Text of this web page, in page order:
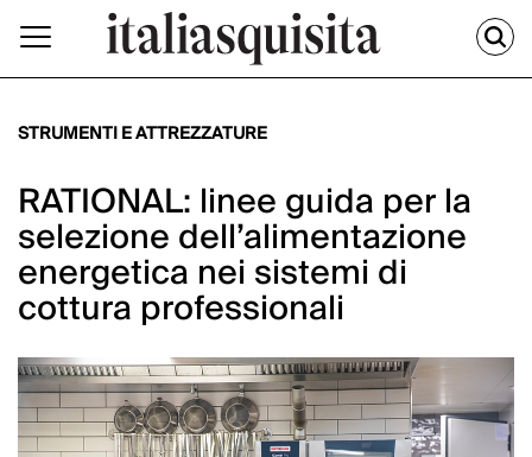
STRUMENTI E ATTREZZATURE
RATIONAL: linee guida per la
selezione dell’alimentazione
energetica nei sistemi di
cottura professionali